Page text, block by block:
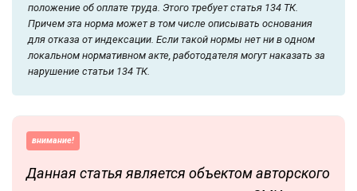
положение об оплате труда. Этого требует статья 134 ТК.
Причем эта норма может в том числе описывать основания
для отказа от индексации. Если такой нормы нет ни в одном
локальном нормативном акте, работодателя могут наказать за
нарушение статьи 134 ТК.
внимание!
Данная статья является объектом авторского